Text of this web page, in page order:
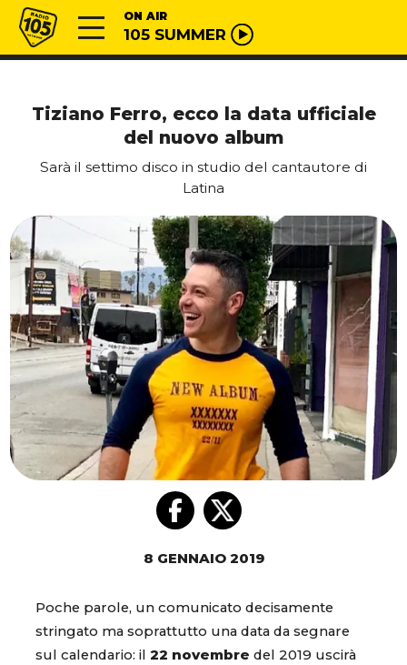
Vai al contenuto
Radio 105 ON AIR
105 SUMMER
Tiziano Ferro, ecco la data ufficiale
del nuovo album
Sarà il settimo disco in studio del cantautore di
Latina
8 GENNAIO 2019
Poche parole, un comunicato decisamente
stringato ma soprattutto una data da segnare
sul calendario: il 22 novembre del 2019 uscirà